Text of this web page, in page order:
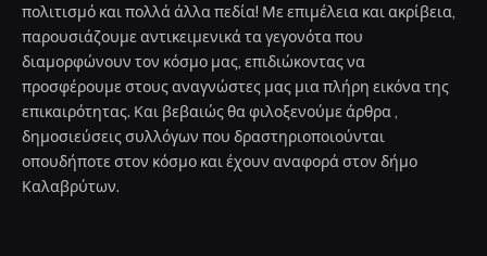
πολιτισμό και πολλά άλλα πεδία! Με επιμέλεια και ακρίβεια,
παρουσιάζουμε αντικειμενικά τα γεγονότα που
διαμορφώνουν τον κόσμο μας, επιδιώκοντας να
προσφέρουμε στους αναγνώστες μας μια πλήρη εικόνα της
επικαιρότητας. Και βεβαιώς θα φιλοξενούμε άρθρα ,
δημοσιεύσεις συλλόγων που δραστηριοποιούνται
οπουδήποτε στον κόσμο και έχουν αναφορά στον δήμο
Καλαβρύτων.